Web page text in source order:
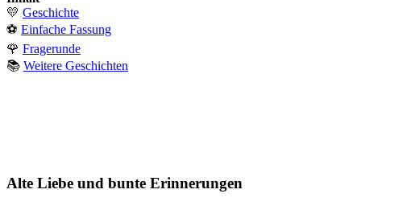
💛 Geschichte
⚽ Einfache Fassung
🌹 Fragerunde
📚 Weitere Geschichten
Alte Liebe und bunte Erinnerungen